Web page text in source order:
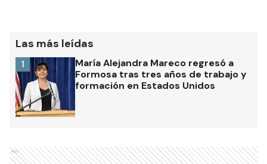
Las más leídas
María Alejandra Mareco regresó a
Formosa tras tres años de trabajo y
formación en Estados Unidos
1
Ads